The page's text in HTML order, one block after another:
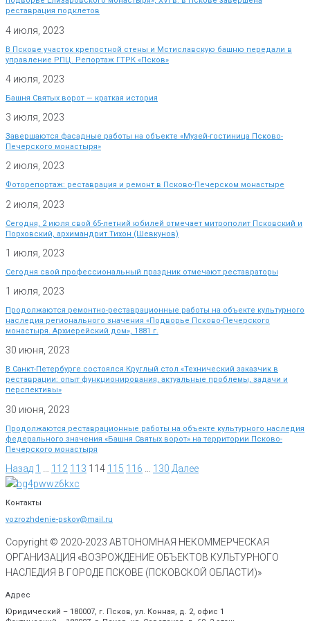
реставрация подклетов
4 июля, 2023
В Пскове участок крепостной стены и Мстиславскую башню передали в
управление РПЦ. Репортаж ГТРК «Псков»
4 июля, 2023
Башня Святых ворот — краткая история
3 июля, 2023
Завершаются фасадные работы на объекте «Музей-гостиница Псково-
Печерского монастыря»
2 июля, 2023
Фоторепортаж: реставрация и ремонт в Псково-Печерском монастыре
2 июля, 2023
Сегодня, 2 июля свой 65-летний юбилей отмечает митрополит Псковский и
Порховский, архимандрит Тихон (Шевкунов)
1 июля, 2023
Сегодня свой профессиональный праздник отмечают реставраторы
1 июля, 2023
Продолжаются ремонтно-реставрационные работы на объекте культурного
наследия регионального значения «Подворье Псково-Печерского
монастыря. Архиерейский дом», 1881 г.
30 июня, 2023
В Санкт-Петербурге состоялся Круглый стол «Технический заказчик в
реставрации: опыт функционирования, актуальные проблемы, задачи и
перспективы»
30 июня, 2023
Продолжаются реставрационные работы на объекте культурного наследия
федерального значения «Башня Святых ворот» на территории Псково-
Печерского монастыря
Назад 1 112 113 114 115 116 130 Далее
Контакты
vozrozhdenie-pskov@mail.ru
Copyright © 2020-2023 АВТОНОМНАЯ НЕКОММЕРЧЕСКАЯ
ОРГАНИЗАЦИЯ «ВОЗРОЖДЕНИЕ ОБЪЕКТОВ КУЛЬТУРНОГО
НАСЛЕДИЯ В ГОРОДЕ ПСКОВЕ (ПСКОВСКОЙ ОБЛАСТИ)»
Адрес
Юридический – 180007, г. Псков, ул. Конная, д. 2, офис 1